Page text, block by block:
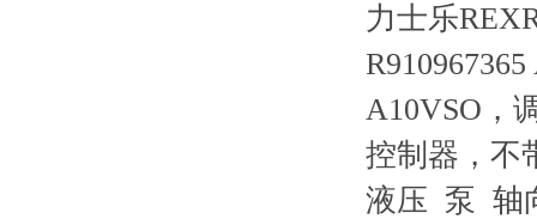
力士乐
A10VSO，
控制器，不
液压 泵 轴